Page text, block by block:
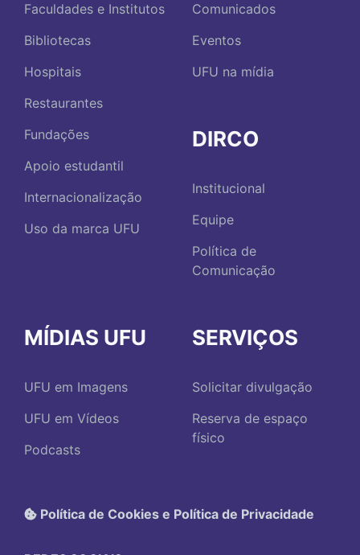
Faculdades e Institutos
Bibliotecas
Hospitais
Restaurantes
Fundações
Apoio estudantil
Internacionalização
Uso da marca UFU
Comunicados
Eventos
UFU na mídia
DIRCO
Institucional
Equipe
Política de
Comunicação
MÍDIAS UFU
UFU em Imagens
UFU em Vídeos
Podcasts
SERVIÇOS
Solicitar divulgação
Reserva de espaço
físico
Política de Cookies e Política de Privacidade